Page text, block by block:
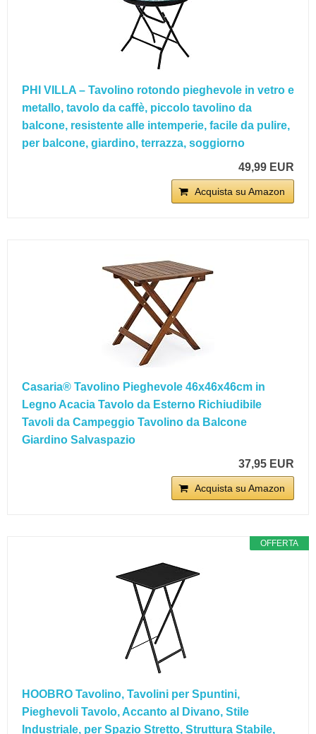
PHI VILLA – Tavolino rotondo pieghevole in vetro e
metallo, tavolo da caffè, piccolo tavolino da
balcone, resistente alle intemperie, facile da pulire,
per balcone, giardino, terrazza, soggiorno
49,99 EUR
Acquista su Amazon
Casaria® Tavolino Pieghevole 46x46x46cm in
Legno Acacia Tavolo da Esterno Richiudibile
Tavoli da Campeggio Tavolino da Balcone
Giardino Salvaspazio
37,95 EUR
Acquista su Amazon
OFFERTA
HOOBRO Tavolino, Tavolini per Spuntini,
Pieghevoli Tavolo, Accanto al Divano, Stile
Industriale, per Spazio Stretto, Struttura Stabile,